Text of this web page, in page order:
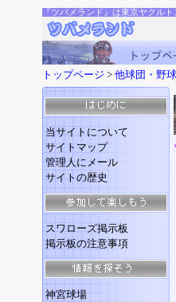
『ツバメランド』は東京ヤクル
トップページ>他球団・野
当サイトについて
サイトマップ
管理人にメール
サイトの歴史
スワローズ掲示板
掲示板の注意事項
神宮球場